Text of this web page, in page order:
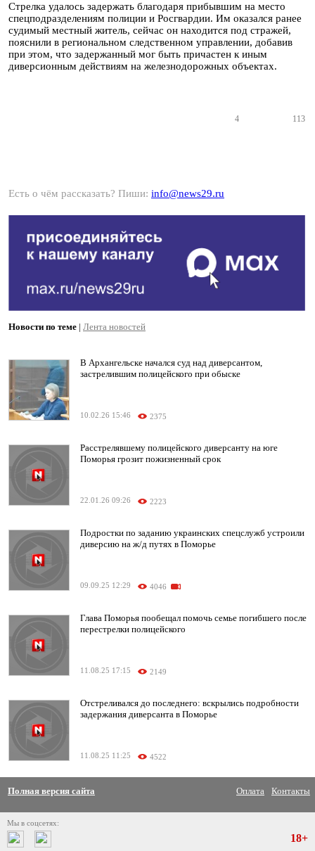
Стрелка удалось задержать благодаря прибывшим на место
спецподразделениям полиции и Росгвардии. Им оказался ранее
судимый местный житель, сейчас он находится под стражей,
пояснили в региональном следственном управлении, добавив
при этом, что задержанный мог быть причастен к иным
диверсионным действиям на железнодорожных объектах.
4 113
Есть о чём рассказать? Пиши: info@news29.ru
Новости по теме | Лента новостей
В Архангельске начался суд над диверсантом,
застрелившим полицейского при обыске
10.02.26 15:46 2375
Расстрелявшему полицейского диверсанту на юге
Поморья грозит пожизненный срок
22.01.26 09:26 2223
Подростки по заданию украинских спецслужб устроили
диверсию на ж/д путях в Поморье
09.09.25 12:29 4046
Глава Поморья пообещал помочь семье погибшего после
перестрелки полицейского
11.08.25 17:15 2149
Отстреливался до последнего: вскрылись подробности
задержания диверсанта в Поморье
11.08.25 11:25 4522
Полная версия сайта Оплата Контакты
Мы в соцсетях:
18+